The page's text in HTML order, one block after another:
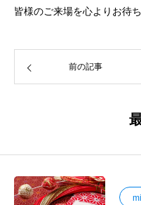
皆様のご来場を心よりお待
前の記事